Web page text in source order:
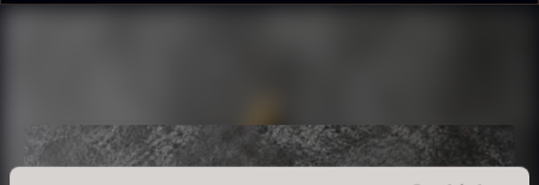
Tørret Giga Morkler
Fra50,00 kr.
Tørret Mini Morkler
Fra80,00 kr.